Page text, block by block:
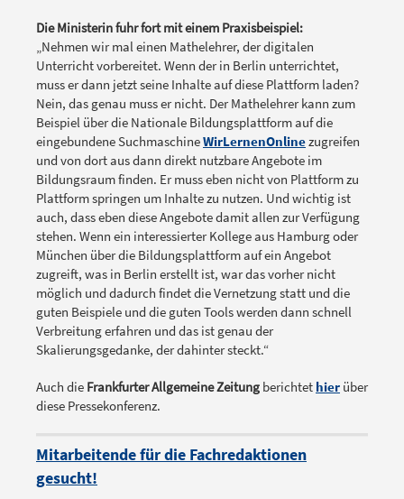
Die Ministerin fuhr fort mit einem Praxisbeispiel:
„Nehmen wir mal einen Mathelehrer, der digitalen
Unterricht vorbereitet. Wenn der in Berlin unterrichtet,
muss er dann jetzt seine Inhalte auf diese Plattform laden?
Nein, das genau muss er nicht. Der Mathelehrer kann zum
Beispiel über die Nationale Bildungsplattform auf die
eingebundene SuchmaschineWirLernenOnlinezugreifen
und von dort aus dann direkt nutzbare Angebote im
Bildungsraum finden. Er muss eben nicht von Plattform zu
Plattform springen um Inhalte zu nutzen. Und wichtig ist
auch, dass eben diese Angebote damit allen zur Verfügung
stehen. Wenn ein interessierter Kollege aus Hamburg oder
München über die Bildungsplattform auf ein Angebot
zugreift, was in Berlin erstellt ist, war das vorher nicht
möglich und dadurch findet die Vernetzung statt und die
guten Beispiele und die guten Tools werden dann schnell
Verbreitung erfahren und das ist genau der
Skalierungsgedanke, der dahinter steckt.“
Auch die Frankfurter Allgemeine Zeitung berichtet hier über
diese Pressekonferenz.
Mitarbeitende für die Fachredaktionen
gesucht!